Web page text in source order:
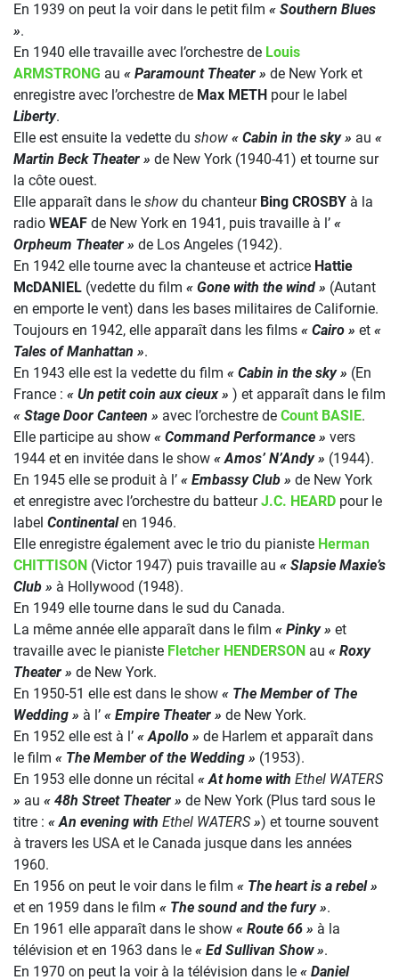
En 1939 on peut la voir dans le petit film « Southern Blues
».
En 1940 elle travaille avec l’orchestre de Louis
ARMSTRONG au « Paramount Theater » de New York et
enregistre avec l’orchestre de Max METH pour le label
Liberty.
Elle est ensuite la vedette du show « Cabin in the sky » au «
Martin Beck Theater » de New York (1940-41) et tourne sur
la côte ouest.
Elle apparaît dans le show du chanteur Bing CROSBY à la
radio WEAF de New York en 1941, puis travaille à l’ «
Orpheum Theater » de Los Angeles (1942).
En 1942 elle tourne avec la chanteuse et actrice Hattie
McDANIEL (vedette du film « Gone with the wind » (Autant
en emporte le vent) dans les bases militaires de Californie.
Toujours en 1942, elle apparaît dans les films « Cairo » et «
Tales of Manhattan ».
En 1943 elle est la vedette du film « Cabin in the sky » (En
France : « Un petit coin aux cieux » ) et apparaît dans le film
« Stage Door Canteen » avec l’orchestre de Count BASIE.
Elle participe au show « Command Performance » vers
1944 et en invitée dans le show « Amos’ N’Andy » (1944).
En 1945 elle se produit à l’ « Embassy Club » de New York
et enregistre avec l’orchestre du batteurJ.C. HEARD pour le
label Continentalen 1946.
Elle enregistre également avec le trio du pianiste Herman
CHITTISON (Victor 1947) puis travaille au « Slapsie Maxie’s
Club » à Hollywood (1948).
En 1949 elle tourne dans le sud du Canada.
La même année elle apparaît dans le film « Pinky » et
travaille avec le pianiste Fletcher HENDERSON au « Roxy
Theater » de New York.
En 1950-51 elle est dans le show « The Member of The
Wedding » à l’ « Empire Theater » de New York.
En 1952 elle est à l’ « Apollo » de Harlem et apparaît dans
le film « The Member of the Wedding » (1953).
En 1953 elle donne un récital « At home with Ethel WATERS
» au « 48h Street Theater » de New York (Plus tard sous le
titre : « An evening with Ethel WATERS») et tourne souvent
à travers les USA et le Canada jusque dans les années
1960.
En 1956 on peut le voir dans le film « The heart is a rebel »
et en 1959 dans le film « The sound and the fury ».
En 1961 elle apparaît dans le show « Route 66 » à la
télévision et en 1963 dans le « Ed Sullivan Show ».
En 1970 on peut la voir à la télévision dans le « Daniel